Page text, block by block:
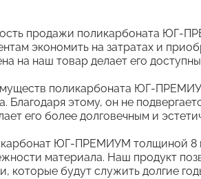
продажи поликарбоната ЮГ-
экономить на затратах и
на наш товар делает его
поликарбоната ЮГ-
Благодаря этому, он не
его более долговечным и
ЮГ-ПРЕМИУМ толщиной 8
материала. Наш продукт
которые будут служить долгие